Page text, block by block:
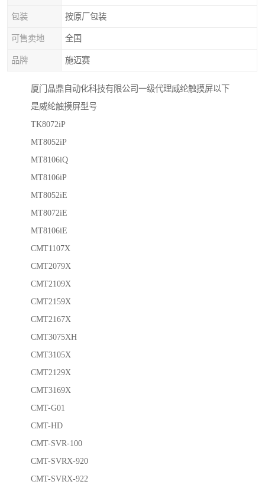
包装 按原厂包装
可售卖地 全国
品牌 施迈赛
厦门晶鼎自动化科技有限公司一级代理威纶触摸屏以下
是威纶触摸屏型号
TK8072iP
MT8052iP
MT8106iQ
MT8106iP
MT8052iE
MT8072iE
MT8106iE
CMT1107X
CMT2079X
CMT2109X
CMT2159X
CMT2167X
CMT3075XH
CMT3105X
CMT2129X
CMT3169X
CMT-G01
CMT-HD
CMT-SVR-100
CMT-SVRX-920
CMT-SVRX-922